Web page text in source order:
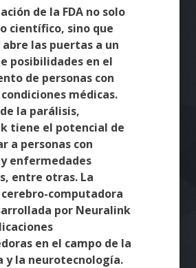
de la FDA no solo
científico, sino que
las puertas a un
posibilidades en el
de personas con
médicas.
la parálisis,
tiene el potencial de
a personas con
enfermedades
entre otras. La
computadora
por Neuralink
en el campo de la
y la neurotecnología.